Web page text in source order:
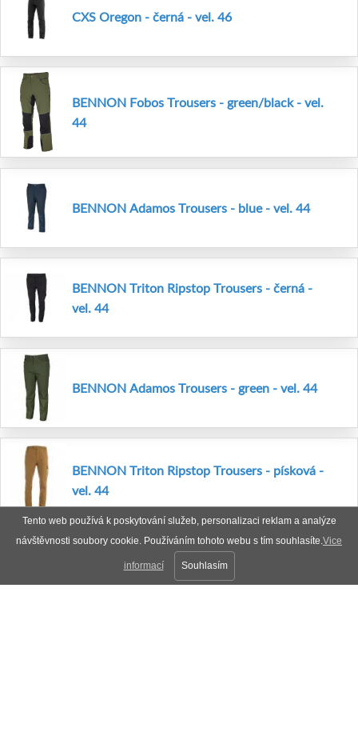
Tento web používá k poskytování služeb, personalizaci reklam a analýze
návštěvnosti soubory cookie. Používáním tohoto webu s tím souhlasíte.Vice
informací Souhlasím
CXS Oregon - černá - vel. 46
BENNON Fobos Trousers - green/black - vel.
44
BENNON Adamos Trousers - blue - vel. 44
BENNON Triton Ripstop Trousers - černá -
vel. 44
BENNON Adamos Trousers - green - vel. 44
BENNON Triton Ripstop Trousers - písková -
vel. 44